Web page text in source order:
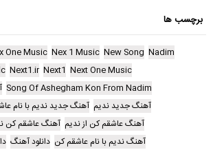
برچسب ها
Nadim
New Song
Nex 1 Music
One Music
Next One Music
Next1
Next1.ir
Song Of Ashegham Kon From Nadim
آهنگ جدید ندیم آهنگ جدید ندیم با نام
آهنگ عاشقم کن از ندیم آهنگ عاشقم کن
آهنگ ندیم با نام عاشقم کن دانلود آهنگ